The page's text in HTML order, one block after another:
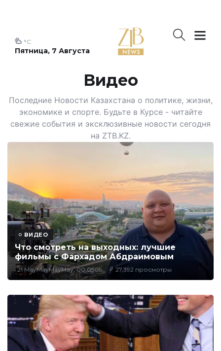
Пятница, 7 Августа
°C
Видео
Последние Новости Казахстана о политике, жизни,
экономике и спорте. Будьте в Курсе - читайте
свежие события и эксклюзивные новости сегодня
на ZTB.KZ.
ВИДЕО
Что смотреть на выходных: лучшие
фильмы с Фархадом Абдраимовым
21 MayMayMayMay, 00:0505 27,392 просмотры